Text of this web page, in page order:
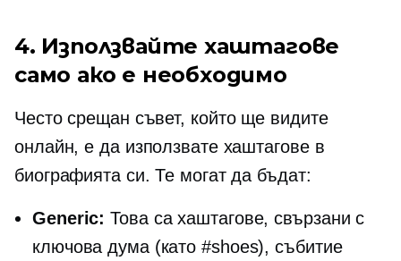
4. Използвайте хаштагове
само ако е необходимо
Често срещан съвет, който ще видите
онлайн, е да използвате хаштагове в
биографията си. Те могат да бъдат:
Generic: Това са хаштагове, свързани с
ключова дума (като #shoes), събитие